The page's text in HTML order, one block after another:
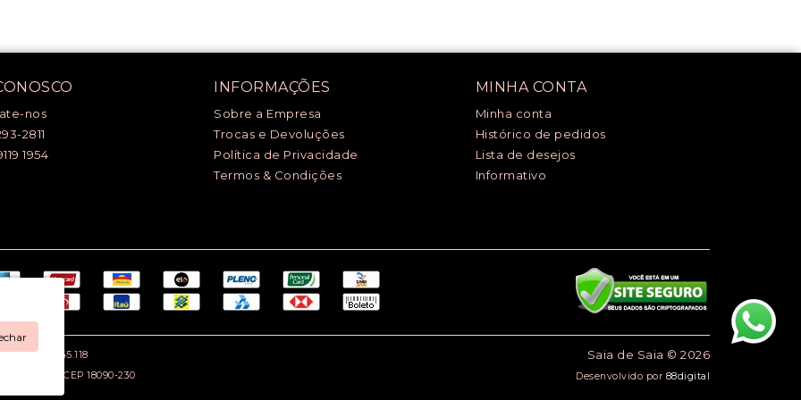
nos
2811
1954
INFORMAÇÕES
Sobre a Empresa
Trocas e Devoluções
Política de Privacidade
Termos & Condições
MINHA CONTA
Minha conta
Histórico de pedidos
Lista de desejos
Informativo
669.979.145.118
/ SP - CEP 18090-230
Saia de Saia © 2026
Desenvolvido por 88digital